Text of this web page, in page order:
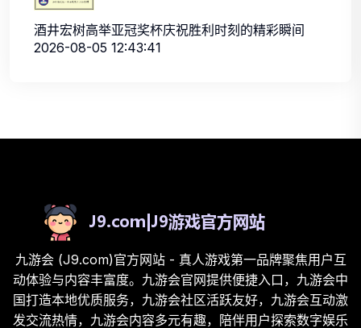
酒井宏树高举亚冠奖杯庆祝胜利时刻的精彩瞬间
2026-08-05 12:43:41
九游会 (J9.com)官方网站 - 真人游戏第一品牌聚焦用户互
动体验与内容丰富度。九游会官网提供便捷入口，九游会中
国打造本地优质服务，九游会社区活跃友好，九游会互动激
发交流热情，九游会内容多元有趣，陪伴用户探索数字娱乐